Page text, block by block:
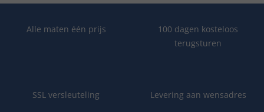
Alle maten één prijs
100 dagen kosteloos
terugsturen
SSL versleuteling Levering aan wensadres